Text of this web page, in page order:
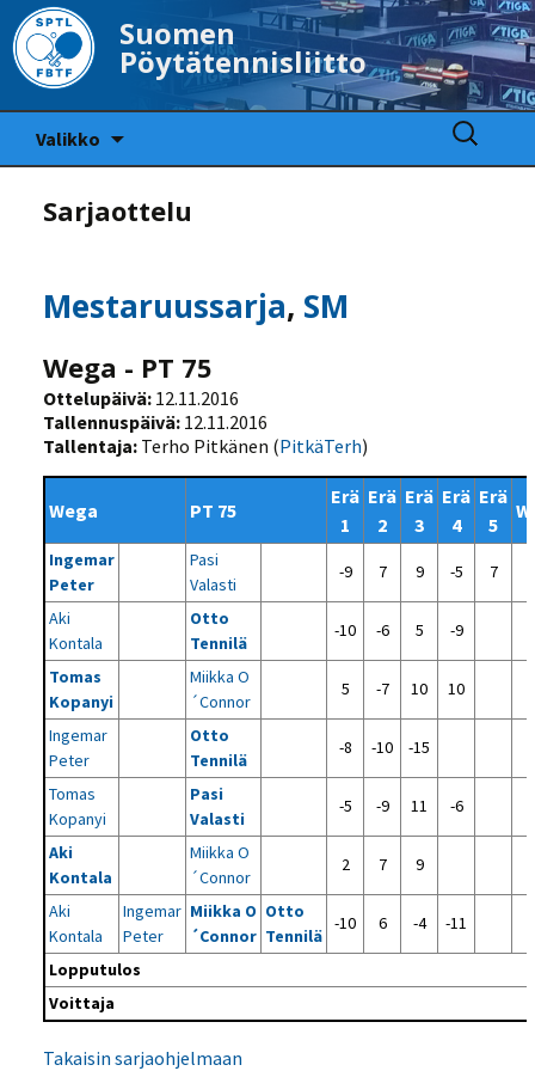
Suomen
Pöytätennisliitto
Valikko
Haku:
Sarjaottelu
Mestaruussarja, SM
Wega - PT 75
Ottelupäivä: 12.11.2016
Tallennuspäivä: 12.11.2016
Tallentaja: Terho Pitkänen (PitkäTerh)
Wega PT 75
Erä
1
Erä
2
Erä
3
Erä
4
Erä
5
Ingemar
Peter
Pasi
Valasti
-9 7 9 -5 7
Aki
Kontala
Otto
Tennilä
-10 -6 5 -9
Tomas
Kopanyi
Miikka O
´Connor
5 -7 10 10
Ingemar
Peter
Otto
Tennilä
-8 -10 -15
Tomas
Kopanyi
Pasi
Valasti
-5 -9 11 -6
Aki
Kontala
Miikka O
´Connor
2 7 9
Aki
Kontala
Ingemar
Peter
Miikka O
´Connor
Otto
Tennilä
-10 6 -4 -11
Lopputulos
Voittaja
Takaisin sarjaohjelmaan